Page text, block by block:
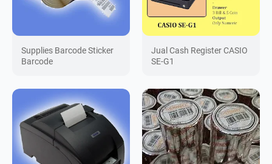
Supplies Barcode Sticker
Barcode
Jual Cash Register CASIO
SE-G1